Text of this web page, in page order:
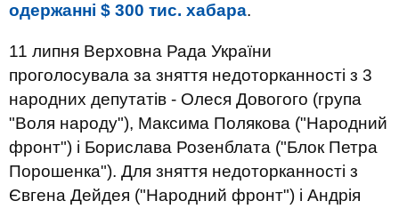
одержанні $ 300 тис. хабара.
11 липня Верховна Рада України
проголосувала за зняття недоторканності з 3
народних депутатів - Олеся Довогого (група
"Воля народу"), Максима Полякова ("Народний
фронт") і Борислава Розенблата ("Блок Петра
Порошенка"). Для зняття недоторканності з
Євгена Дейдея ("Народний фронт") і Андрія